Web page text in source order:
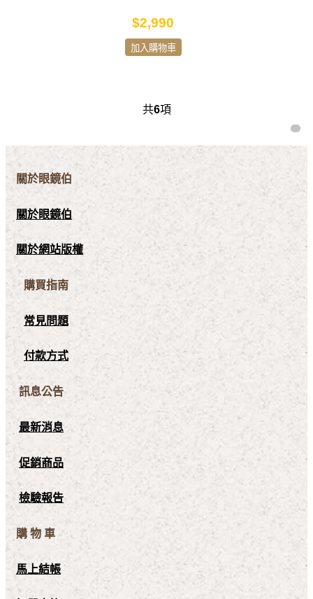
$2,990
加入購物車
共6項
關於眼鏡伯
關於眼鏡伯
關於網站版權
購買指南
常見問題
付款方式
訊息公告
最新消息
促銷商品
檢驗報告
購 物 車
馬上結帳